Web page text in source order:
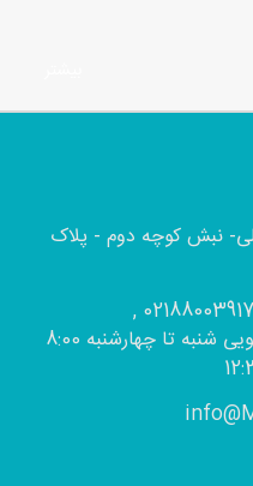
نبش کوچه دوم - پلاک
شماره تماس : 02188003916 , 02188003917 ,
02188003918 - ساعت پاسخگویی شنبه تا چهارشنبه 8:00